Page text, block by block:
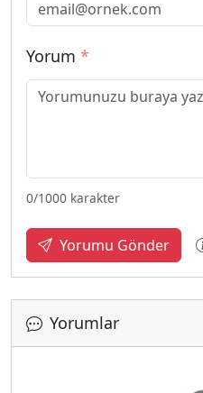
Yorum *
0/1000 karakter
Yorumu Gönder
Yorumlar